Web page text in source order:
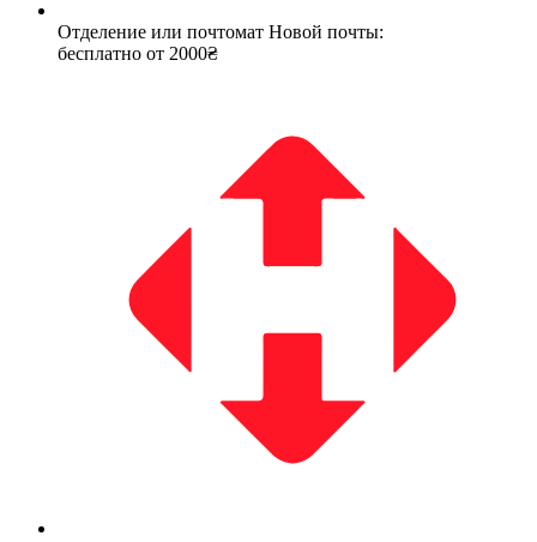
Отделение или почтомат Новой почты:
бесплатно от 2000₴